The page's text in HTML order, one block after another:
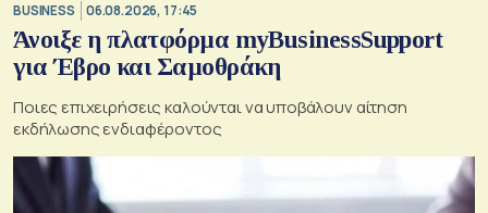
BUSINESS 06.08.2026, 17:45
Άνοιξε η πλατφόρμα myBusinessSupport
για Έβρο και Σαμοθράκη
Ποιες επιχειρήσεις καλούνται να υποβάλουν αίτηση
εκδήλωσης ενδιαφέροντος